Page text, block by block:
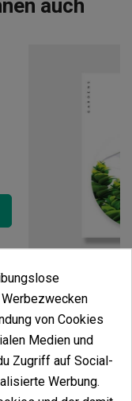
auch
(4)
9,00 €
von Cookies
Medien und
Zugriff auf Social-
Werbung.